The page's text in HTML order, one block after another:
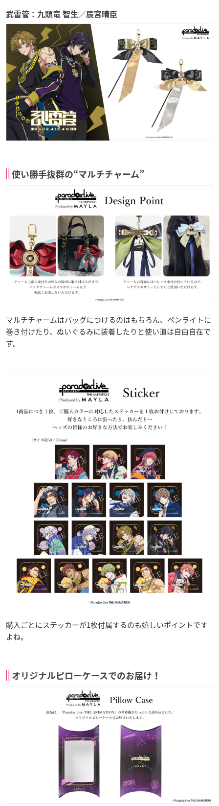
武雷管：九頭竜 智生／辰宮晴臣
使い勝手抜群の“マルチチャーム”
マルチチャームはバッグにつけるのはもちろん、ペンライトに
巻き付けたり、ぬいぐるみに装着したりと使い道は自由自在で
す。
購入ごとにステッカーが1枚付属するのも嬉しいポイントです
よね。
オリジナルピローケースでのお届け！